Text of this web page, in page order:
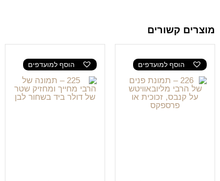
מוצרים קשורים
הוסף למועדפים הוסף למועדפים